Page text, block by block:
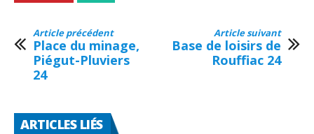
Article précédent
Place du minage,
Piégut-Pluviers
24
Article suivant
Base de loisirs de
Rouffiac 24
ARTICLES LIÉS